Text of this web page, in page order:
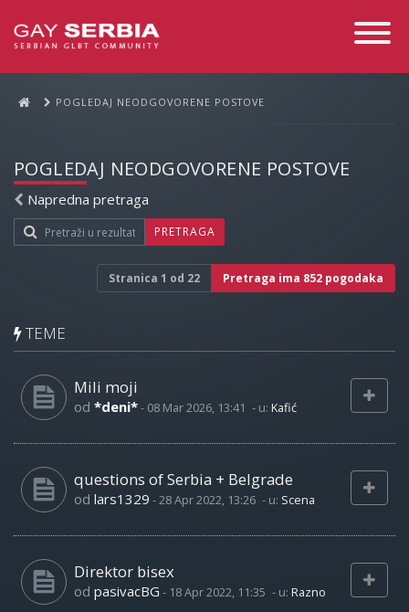
Toggle
POGLEDAJ NEODGOVORENE POSTOVE
POGLEDAJ NEODGOVORENE POSTOVE
Napredna pretraga
PRETRAGA
Stranica 1 od 22 Pretraga ima 852 pogodaka
TEME
Mili moji
od *deni*- 08 Mar 2026, 13:41 - u: Kafić
questions of Serbia + Belgrade
od lars1329 -28 Apr 2022, 13:26 - u: Scena
Direktor bisex
od pasivacBG - 18 Apr 2022, 11:35 - u: Razno